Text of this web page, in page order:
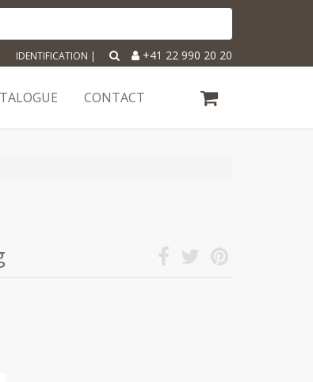
+41 22 990 20 20
IDENTIFICATION |
CONTACT